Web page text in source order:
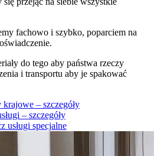
fachowo i szybko, poparciem na
do tego aby państwa rzeczy
i transportu aby je spakować
krajowe – szczegóły
– szczegóły
usługi specjalne